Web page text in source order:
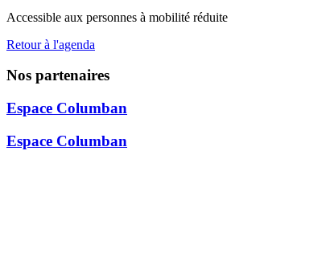
Accessible aux personnes à mobilité réduite
Retour à l'agenda
Nos partenaires
Espace Columban
Espace Columban